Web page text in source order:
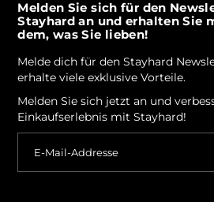
Melden Sie sich für den
Stayhard an und erhalten Sie
dem, was Sie lieben!
Melde dich für den Stayhard
erhalte viele exklusive Vorteile.
Melden Sie sich jetzt an und
Einkaufserlebnis mit Stayhard!